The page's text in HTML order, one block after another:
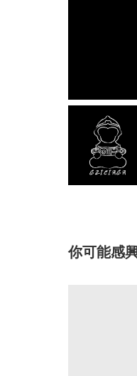
你可能感